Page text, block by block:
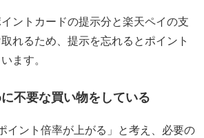
ントカードの提示分と楽天ペイの支
れるため、提示を忘れるとポイント
ます。
不要な買い物をしている
イント倍率が上がる」と考え、必要の